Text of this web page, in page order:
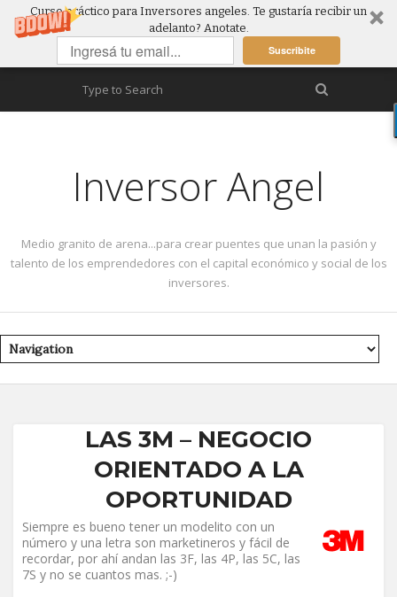
Curso práctico para Inversores angeles. Te gustaría recibir un
adelanto? Anotate.
Suscribite
Inversor Angel
Medio granito de arena...para crear puentes que unan la pasión y
talento de los emprendedores con el capital económico y social de los
inversores.
LAS 3M – NEGOCIO
ORIENTADO A LA
OPORTUNIDAD
Siempre es bueno tener un modelito con un
número y una letra son marketineros y fácil de
recordar, por ahí andan las 3F, las 4P, las 5C, las
7S y no se cuantos mas. ;-)